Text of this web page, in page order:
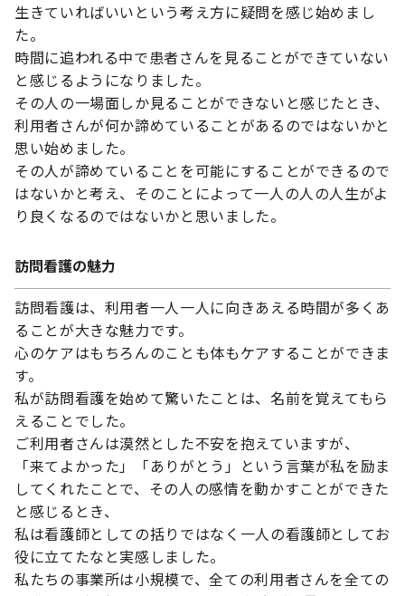
生きていればいいという考え方に疑問を感じ始めまし
た。
時間に追われる中で患者さんを見ることができていない
と感じるようになりました。
その人の一場面しか見ることができないと感じたとき、
利用者さんが何か諦めていることがあるのではないかと
思い始めました。
その人が諦めていることを可能にすることができるので
はないかと考え、そのことによって一人の人の人生がよ
り良くなるのではないかと思いました。
訪問看護の魅力
訪問看護は、利用者一人一人に向きあえる時間が多くあ
ることが大きな魅力です。
心のケアはもちろんのことも体もケアすることができま
す。
私が訪問看護を始めて驚いたことは、名前を覚えてもら
えることでした。
ご利用者さんは漠然とした不安を抱えていますが、
「来てよかった」「ありがとう」という言葉が私を励ま
してくれたことで、その人の感情を動かすことができた
と感じるとき、
私は看護師としての括りではなく一人の看護師としてお
役に立てたなと実感しました。
私たちの事業所は小規模で、全ての利用者さんを全ての